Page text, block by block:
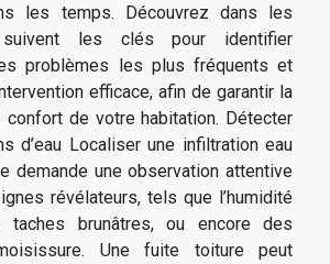
les temps. Découvrez dans les
les clés pour identifier
problèmes les plus fréquents et
efficace, afin de garantir la
de votre habitation. Détecter
d’eau Localiser une infiltration eau
demande une observation attentive
révélateurs, tels que l’humidité
taches brunâtres, ou encore des
Une fuite toiture peut